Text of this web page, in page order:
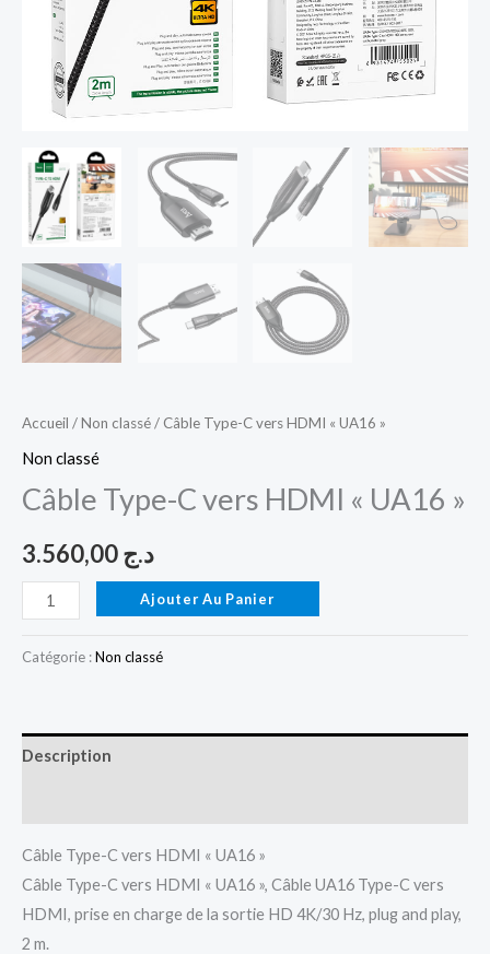
Accueil /Non classé/ Câble Type-C vers HDMI « UA16 »
Non classé
Câble Type-C vers HDMI « UA16 »
د.ج
Ajouter Au Panier
Catégorie :Non classé
Description
Câble Type-C vers HDMI « UA16 »
Câble Type-C vers HDMI « UA16 », Câble UA16 Type-C vers
HDMI, prise en charge de la sortie HD 4K/30 Hz, plug and play,
2 m.